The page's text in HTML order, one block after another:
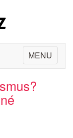
Toggle
navigation
MENU